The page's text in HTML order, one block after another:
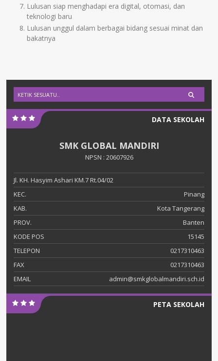
Lulusan siap menghadapi era digital, otomasi, dan
teknologi baru
Lulusan unggul dalam berbagai bidang sesuai minat dan
bakatnya
DATA SEKOLAH
SMK GLOBAL MANDIRI
NPSN : 20607926
Jl. KH. Hasyim Ashari KM.7 Rt.04/02
KEC.
Pinang
KAB.
Kota Tangerang
PROV.
Banten
KODE POS
15145
TELEPON
0217310463
FAX
0217310463
EMAIL
admin@smkglobalmandiri.sch.id
PETA SEKOLAH